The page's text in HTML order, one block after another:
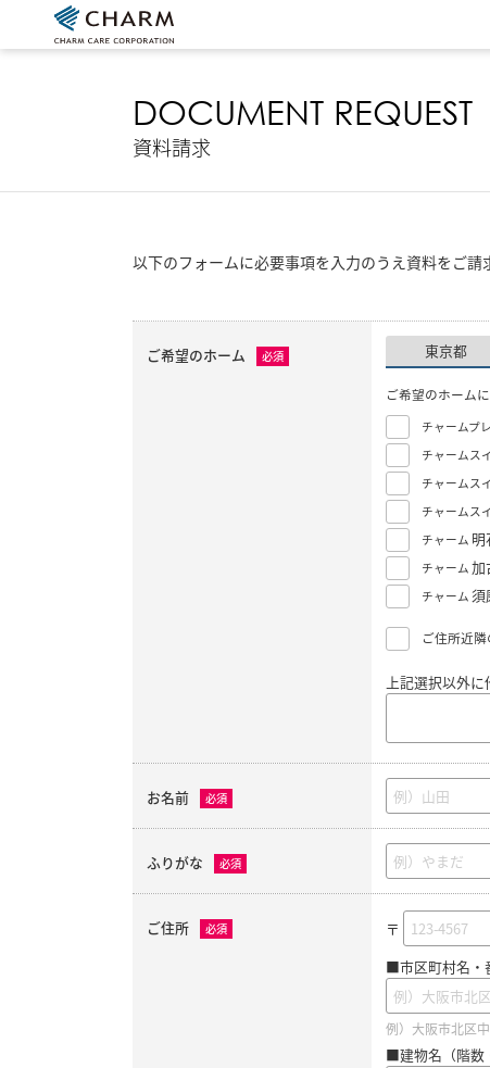
DOCUMENT REQUEST
資料請求
以下のフォームに必要事項を入力のうえ資料をご請
ご希望のホーム 必須 東京都
ご希望のホーム
チャームプ
チャームス
チャームス
チャームス
チャーム 明
チャーム 加
チャーム 須
ご住所近
上記選択以外
お名前 必須
ふりがな 必須
ご住所 必須
〒
■市区町村名・
例）大阪市北区
■建物名（階数